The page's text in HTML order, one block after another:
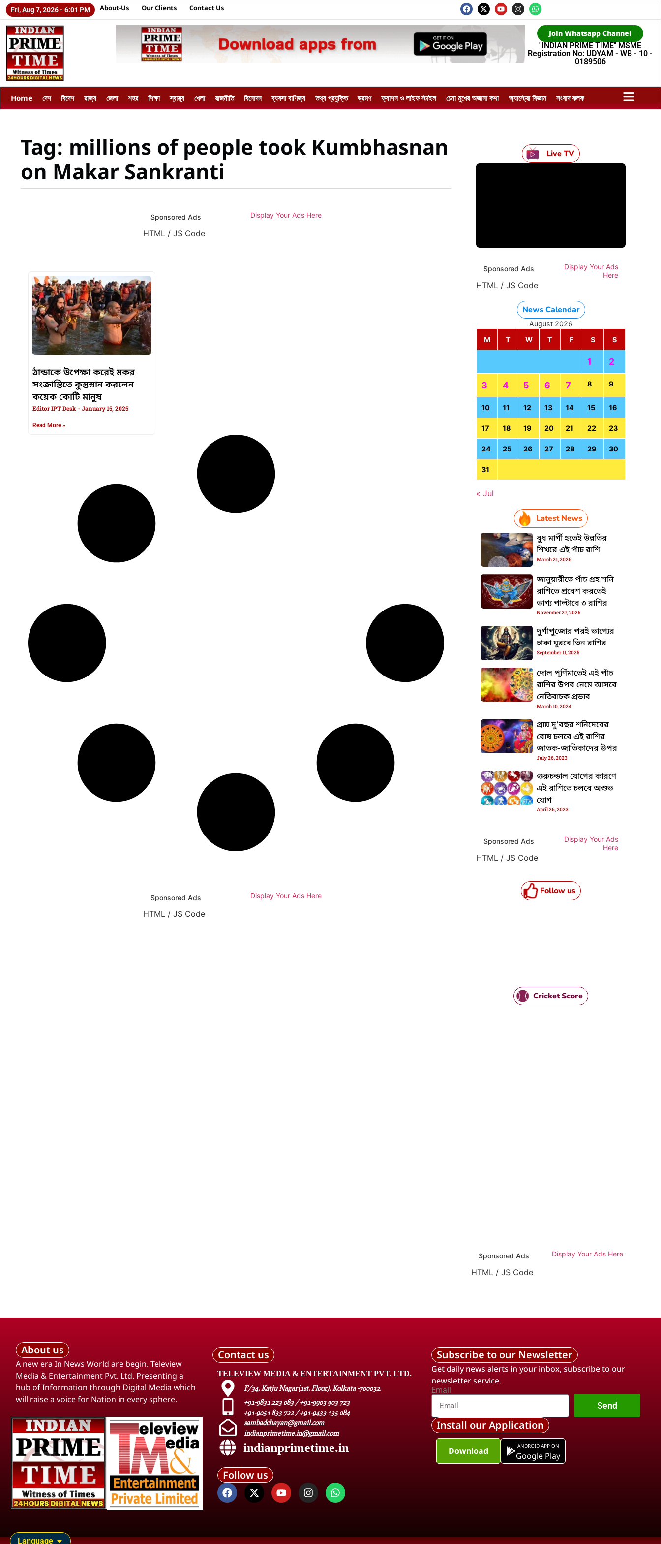
Fri, Aug 7, 2026 - 6:01 PM About-Us Our Clients Contact Us
Join Whatsapp Channel
"INDIAN PRIME TIME" MSME
Registration No: UDYAM - WB - 10 -
0189506
Home দেশ বিদেশ রাজ্য জেলা শহর শিক্ষা স্বাস্থ্য খেলা রাজনীতি বিনোদন ব্যবসা বাণিজ্য তথ্য প্রযুক্তি ভ্রমণ ফ্যাশন ও লাইফ স্টাইল চেনা মুখের অজানা কথা অ্যাস্ট্রো বিজ্ঞান সংবাদ ঝলক
Tag: millions of people took Kumbhasnan
on Makar Sankranti
Sponsored Ads Display Your Ads Here
HTML / JS Code
ঠান্ডাকে উপেক্ষা করেই মকর
সংক্রান্তিতে কুম্ভস্নান করলেন
কয়েক কোটি মানুষ
Editor IPT Desk January 15, 2025
Read More »
Sponsored Ads Display Your Ads Here
HTML / JS Code
Live TV
Sponsored Ads
Display Your Ads
Here
HTML / JS Code HTML / JS Code
News Calendar
August 2026
M
T W T F S S
1 2
3 4 5 6 7 8 9
10 11 12 13 14 15 16
17 18 19 20 21 22 23
24 25 26 27 28 29 30
31
« Jul
Latest News
বুধ মার্গী হতেই উন্নতির
শিখরে এই পাঁচ রাশি
March 21, 2026
জানুয়ারীতে পাঁচ গ্রহ শনি
রাশিতে প্রবেশ করতেই
ভাগ্য পাল্টাবে ৩ রাশির
November 27, 2025
দুর্গাপুজোর পরই ভাগ্যের
চাকা ঘুরবে তিন রাশির
September 11, 2025
দোল পূর্ণিমাতেই এই পাঁচ
রাশির উপর নেমে আসবে
নেতিবাচক প্রভাব
March 10, 2024
প্রায় দু’বছর শনিদেবের
রোষ চলবে এই রাশির
জাতক-জাতিকাদের উপর
July 26, 2023
গুরুচন্ডাল যোগের কারণে
এই রাশিতে চলবে অশুভ
যোগ
April 26, 2023
Sponsored Ads
Display Your Ads
Here
HTML / JS Code
Follow us
Cricket Score
Sponsored Ads Display Your Ads Here
HTML / JS Code
Language
About us
A new era In News World are begin. Teleview
Media & Entertainment Pvt. Ltd. Presenting a
hub of Information through Digital Media which
will raise a voice for Nation in every sphere.
Contact us
TELEVIEW MEDIA & ENTERTAINMENT PVT. LTD.
F/34, Katju Nagar(1st. Floor), Kolkata -700032.
+91-9831 223 083 / +91-9903 903 723
+91-9051 833 722 / +91-9433 135 084
sambadchayan@gmail.com
indianprimetime.in@gmail.com
indianprimetime.in
Follow us
Subscribe to our Newsletter
Get daily news alerts in your inbox, subscribe to our
newsletter service.
Email
Send
Install our Application
Download ANDROID APP ON
Google Play